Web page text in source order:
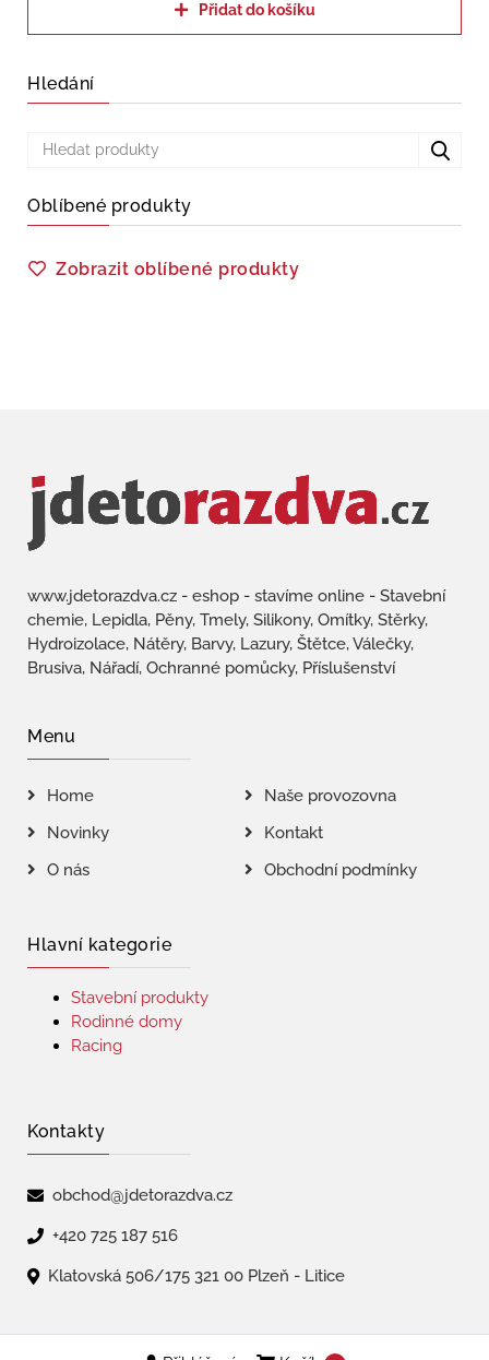
Přidat do košíku
Hledání
Oblíbené produkty
Zobrazit oblíbené produkty
www.jdetorazdva.cz - eshop - stavíme online - Stavební
chemie, Lepidla, Pěny, Tmely, Silikony, Omítky, Stěrky,
Hydroizolace, Nátěry, Barvy, Lazury, Štětce, Válečky,
Brusiva, Nářadí, Ochranné pomůcky, Příslušenství
Menu
Home
Naše provozovna
Novinky
Kontakt
O nás
Obchodní podmínky
Hlavní kategorie
Stavební produkty
Rodinné domy
Racing
Kontakty
obchod@jdetorazdva.cz
+420 725 187 516
Klatovská 506/175 321 00 Plzeň - Litice